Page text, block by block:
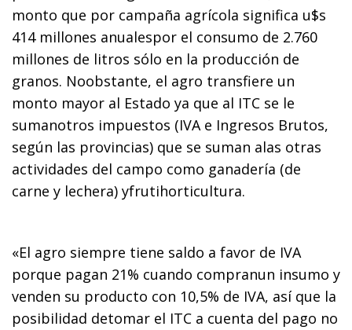
monto que por campaña agrícola significa u$s
414 millones anualespor el consumo de 2.760
millones de litros sólo en la producción de
granos. Noobstante, el agro transfiere un
monto mayor al Estado ya que al ITC se le
sumanotros impuestos (IVA e Ingresos Brutos,
según las provincias) que se suman alas otras
actividades del campo como ganadería (de
carne y lechera) yfrutihorticultura.
«El agro siempre tiene saldo a favor de IVA
porque pagan 21% cuando compranun insumo y
venden su producto con 10,5% de IVA, así que la
posibilidad detomar el ITC a cuenta del pago no